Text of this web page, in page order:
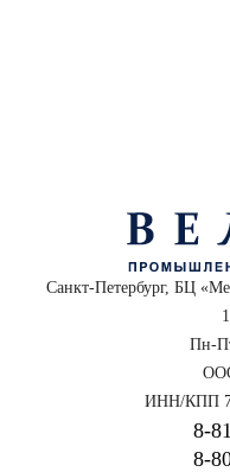
Санкт-Петербург, БЦ
Пн-
ИНН/КПП